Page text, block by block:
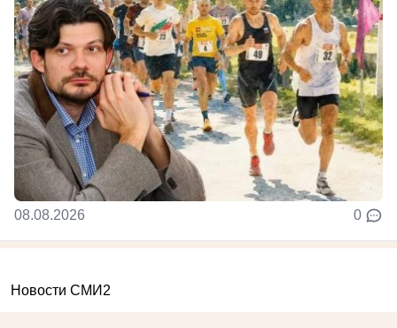
08.08.2026 0
Новости СМИ2